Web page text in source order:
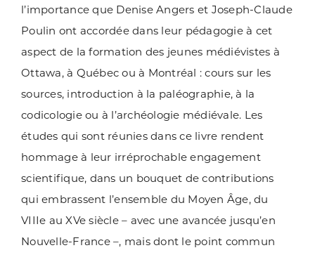
l’importance que Denise Angers et Joseph-Claude
Poulin ont accordée dans leur pédagogie à cet
aspect de la formation des jeunes médiévistes à
Ottawa, à Québec ou à Montréal : cours sur les
sources, introduction à la paléographie, à la
codicologie ou à l’archéologie médiévale. Les
études qui sont réunies dans ce livre rendent
hommage à leur irréprochable engagement
scientifique, dans un bouquet de contributions
qui embrassent l’ensemble du Moyen Âge, du
VIIIe au XVe siècle – avec une avancée jusqu’en
Nouvelle-France –, mais dont le point commun